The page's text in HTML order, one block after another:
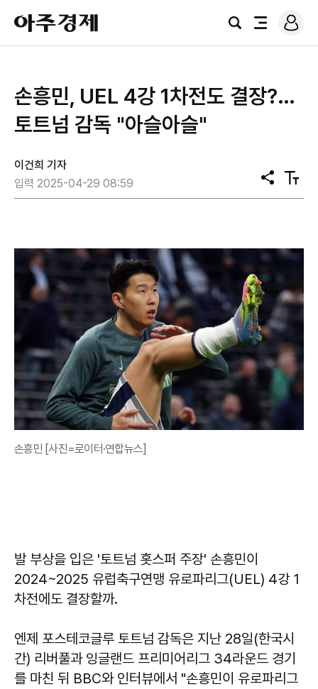
아
주
경
검
전
로
그
손흥민, UEL 4강 1차전도 결장?…
토트넘 감독 "아슬아슬"
이건희 기자
입력 2025-04-29 08:59
공
유
텍
스
손흥민 [사진=로이터·연합뉴스]
발 부상을 입은 '토트넘 홋스퍼 주장' 손흥민이
2024~2025 유럽축구연맹 유로파리그(UEL) 4강 1
차전에도 결장할까.
엔제 포스테코글루 토트넘 감독은 지난 28일(한국시
간) 리버풀과 잉글랜드 프리미어리그 34라운드 경기
를 마친 뒤 BBC와 인터뷰에서 "손흥민이 유로파리그